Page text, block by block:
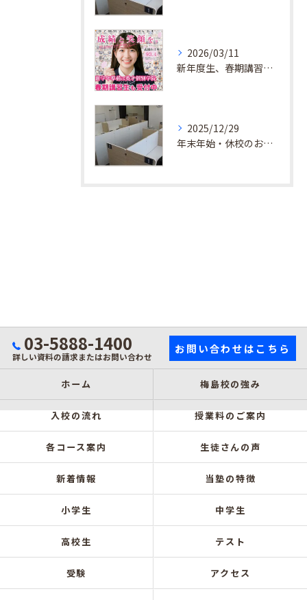
2026/03/11
新年度生、春期講習生 受付中！
2025/12/29
年末年始・休校のお知らせ
03-5888-1400
詳しい資料の請求またはお問い合わせ
お問い合わせはこちら
ホーム 梅島校の強み
入校の流れ 授業料のご案内
各コース案内 生徒さんの声
新着情報 当塾の特徴
小学生 中学生
高校生 テスト
受験 アクセス